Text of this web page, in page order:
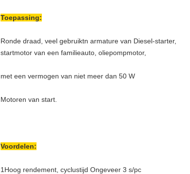
Toepassing:
Ronde draad, veel gebruiktn armature van Diesel-starter,
startmotor van een familieauto, oliepompmotor,
met een vermogen van niet meer dan 50 W
Motoren van start.
Voordelen:
1Hoog rendement, cyclustijd Ongeveer 3 s/pc